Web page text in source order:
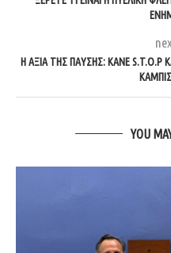
H ΑΞΊΑ ΤΗΣ ΠΑΎΣΗΣ: ΚΆΝΕ S.T.O.P
YOU